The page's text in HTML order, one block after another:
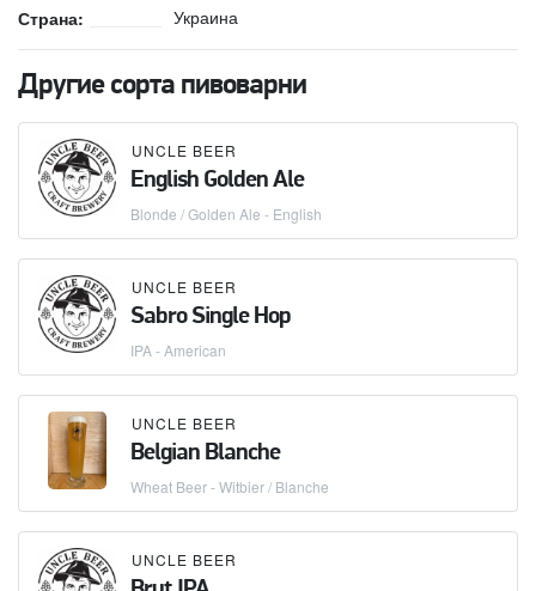
Страна:
Украина
Другие сорта пивоварни
UNCLE BEER
English Golden Ale
Blonde / Golden Ale - English
UNCLE BEER
Sabro Single Hop
IPA - American
UNCLE BEER
Belgian Blanche
Wheat Beer - Witbier / Blanche
UNCLE BEER